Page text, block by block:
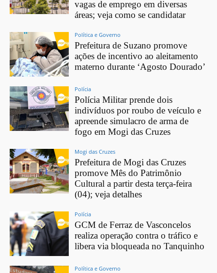
vagas de emprego em diversas
áreas; veja como se candidatar
Política e Governo
Prefeitura de Suzano promove
ações de incentivo ao aleitamento
materno durante ‘Agosto Dourado’
Polícia
Polícia Militar prende dois
indivíduos por roubo de veículo e
apreende simulacro de arma de
fogo em Mogi das Cruzes
Mogi das Cruzes
Prefeitura de Mogi das Cruzes
promove Mês do Patrimônio
Cultural a partir desta terça-feira
(04); veja detalhes
Polícia
GCM de Ferraz de Vasconcelos
realiza operação contra o tráfico e
libera via bloqueada no Tanquinho
Política e Governo